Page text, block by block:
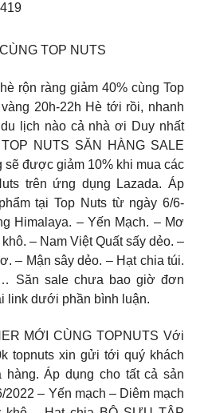
TOP NUTS
rộn ràng giảm 40% cùng Top
20h-22h Hè tới rồi, nhanh
lịch nào cả nhà ơi Duy nhất
NUTS SĂN HÀNG SALE
được giảm 10% khi mua các
trên ứng dụng Lazada. Áp
tại Top Nuts từ ngày 6/6-
Himalaya. – Yến Mạch. – Mơ
– Nam Việt Quất sấy dẻo. –
– Mận sây dẻo. – Hạt chia túi.
Săn sale chưa bao giờ đơn
link dưới phần bình luận.
MỚI CÙNG TOPNUTS Với
topnuts xin gửi tới quý khách
hàng. Áp dụng cho tất cả sản
2022 – Yến mạch – Diêm mạch